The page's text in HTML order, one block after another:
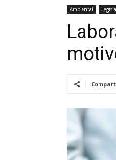
Ambiental